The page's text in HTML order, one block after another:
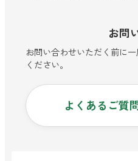
お問
お問い合わせいただく前に
ください。
よくあるご質